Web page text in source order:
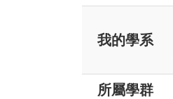
我的學系
所屬學群